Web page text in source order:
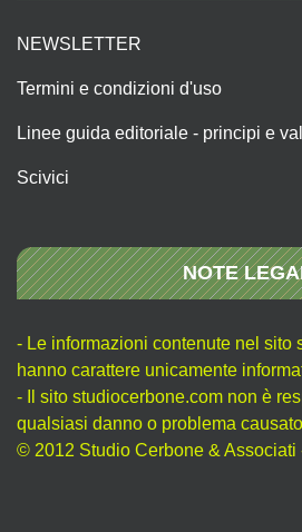
NEWSLETTER
Termini e condizioni d'uso
Linee guida editoriale - principi e
Scivici
NOTE
- Le informazioni contenute nel sito
hanno carattere unicamente
- Il sito studiocerbone.com non è
qualsiasi danno o problema
© 2012 Studio Cerbone & Associati